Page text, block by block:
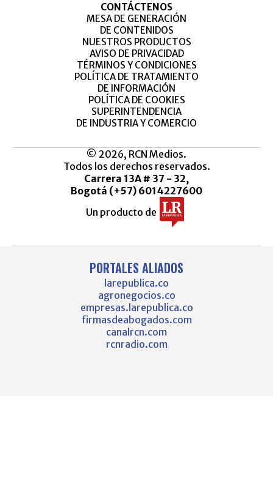
CONTÁCTENOS
MESA DE GENERACIÓN
DE CONTENIDOS
NUESTROS PRODUCTOS
AVISO DE PRIVACIDAD
TÉRMINOS Y CONDICIONES
POLÍTICA DE TRATAMIENTO
DE INFORMACIÓN
POLÍTICA DE COOKIES
SUPERINTENDENCIA
DE INDUSTRIA Y COMERCIO
© 2026, RCN Medios.
Todos los derechos reservados.
Carrera 13A # 37 - 32,
Bogotá (+57) 6014227600
Un producto de
PORTALES ALIADOS
larepublica.co
agronegocios.co
empresas.larepublica.co
firmasdeabogados.com
canalrcn.com
rcnradio.com